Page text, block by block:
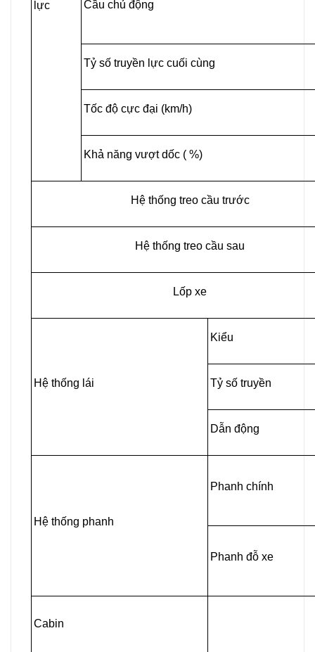
lực
Cầu chủ động
Tỷ số truyền lực cuối cùng
Tốc độ cực đại (km/h)
Khả năng vượt dốc ( %)
Hệ thống treo cầu trước
Hệ thống treo cầu sau
Lốp xe
Hệ thống lái
Kiểu
Tỷ số truyền
Dẫn động
Hệ thống phanh
Phanh chính
Phanh đỗ xe
Cabin